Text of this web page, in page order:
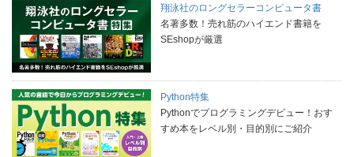
翔泳社のロングセラーコンピュータ書
名著多数！売れ筋のハイエンド書籍を
SEshopが厳選
Python特集
Pythonでプログラミングデビュー！おす
すめ本をレベル別・目的別にご紹介